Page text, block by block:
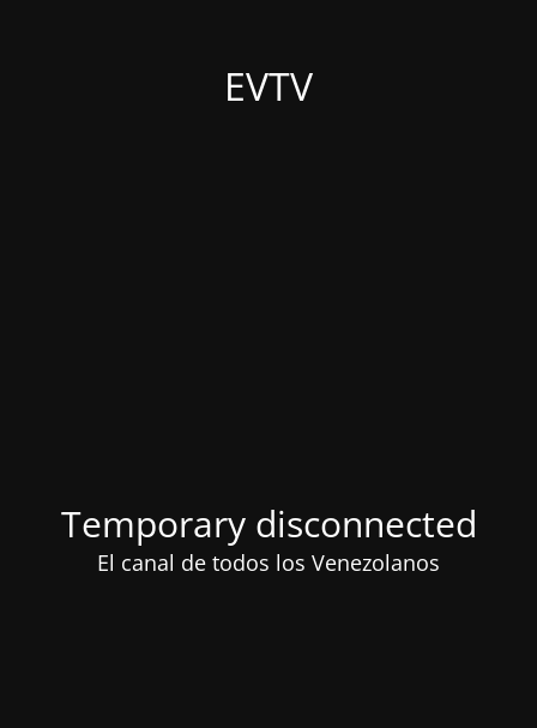
EVTV
Temporary disconnected
El canal de todos los Venezolanos